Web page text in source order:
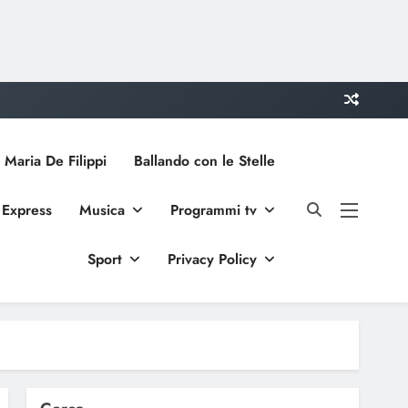
De Filippi Ballando con le Stelle
Musica Programmi tv
Sport Privacy Policy